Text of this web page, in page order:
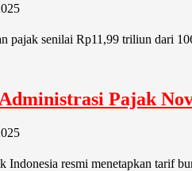
pajak senilai Rp11,99 triliun dari
Pajak
Indonesia resmi menetapkan tarif